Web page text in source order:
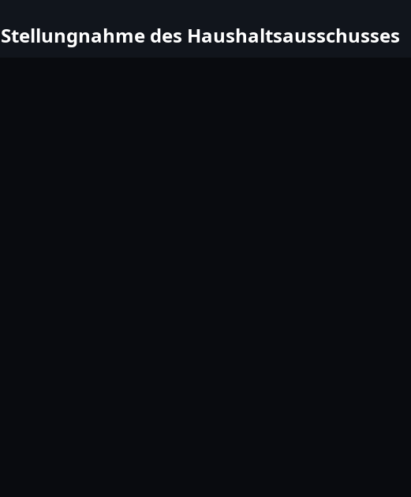
Stellungnahme des Haushaltsausschusses